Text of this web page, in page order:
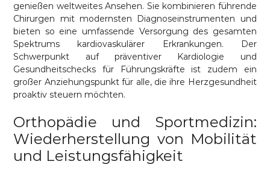
genießen weltweites Ansehen. Sie kombinieren führende
Chirurgen mit modernsten Diagnoseinstrumenten und
bieten so eine umfassende Versorgung des gesamten
Spektrums kardiovaskulärer Erkrankungen. Der
Schwerpunkt auf präventiver Kardiologie und
Gesundheitschecks für Führungskräfte ist zudem ein
großer Anziehungspunkt für alle, die ihre Herzgesundheit
proaktiv steuern möchten.
Orthopädie und Sportmedizin:
Wiederherstellung von Mobilität
und Leistungsfähigkeit